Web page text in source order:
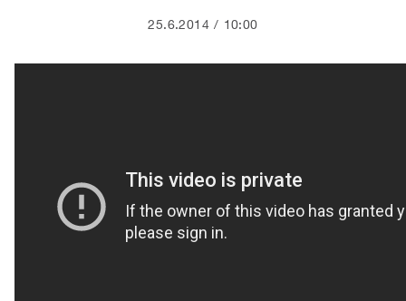
25.6.2014 10:00